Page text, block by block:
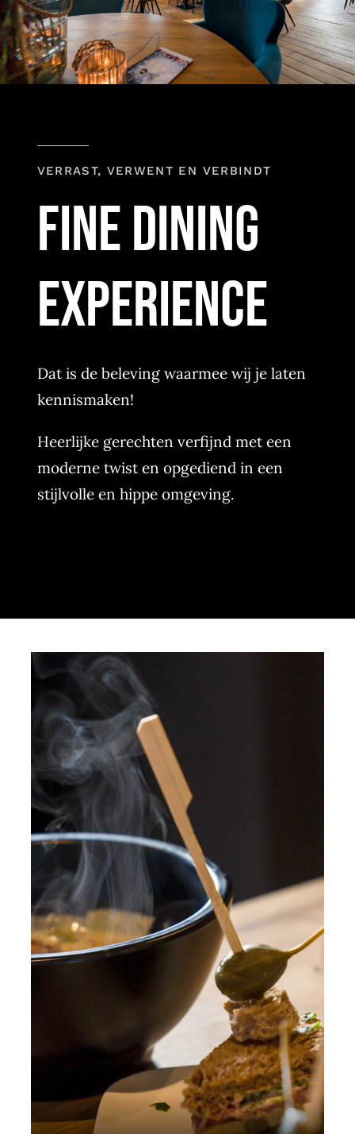
VERRAST, VERWENT EN VERBINDT
FINE DINING
Dat is de beleving waarmee wij je laten
kennismaken!
Heerlijke gerechten verfijnd met een
moderne twist en opgediend in een
stijlvolle en hippe omgeving.